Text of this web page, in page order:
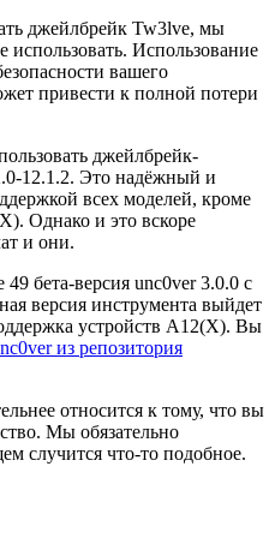
джейлбрейк Tw3lve, мы
использовать. Использование
вашего
привести к полной потери
джейлбрейк-
12.1.2. Это надёжный и
всех моделей, кроме
Однако и это вскоре
и они.
бета-версия unc0ver 3.0.0 с
версия инструмента выйдет
устройств A12(X). Вы
из репозитория
относится к тому, что вы
Мы обязательно
случится что-то подобное.